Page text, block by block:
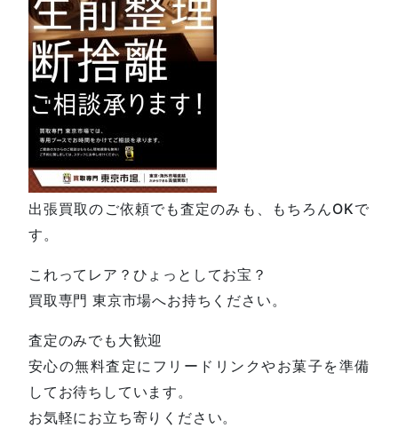
出張買取のご依頼でも査定のみも、もちろんOKで
す。
これってレア？ひょっとしてお宝？
買取専門 東京市場へお持ちください。
査定のみでも大歓迎
安心の無料査定にフリードリンクやお菓子を準備
してお待ちしています。
お気軽にお立ち寄りください。